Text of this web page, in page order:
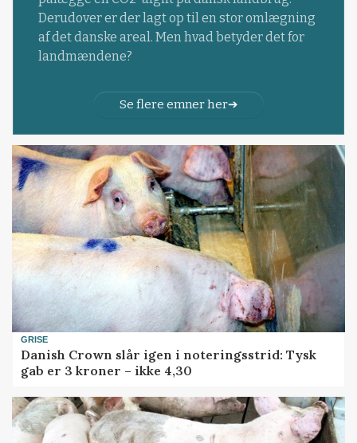
Derudover er der lagt op til en stor omlægning
af det danske areal. Men hvad betyder det for
landmændene?
Se flere emner her
GRISE
Danish Crown slår igen i noteringsstrid: Tysk
gab er 3 kroner – ikke 4,30